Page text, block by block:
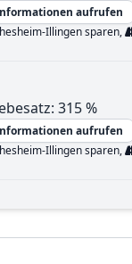
aufrufen
Illingen sparen,
315 %
aufrufen
Illingen sparen,